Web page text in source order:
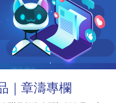
｜章濤專欄